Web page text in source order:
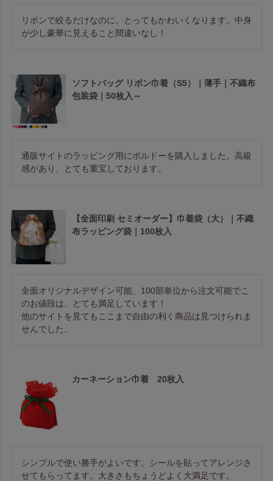
リボンで絞るだけなのに、とってもかわいくなります。中身
が少し豪華に見えること間違いなし！
ソフトバッグ リボン巾着（S5）｜薄手｜不織布
包装袋｜50枚入～
通販サイトのラッピング用にボルドーを購入しました。高級
感があり、とても重宝しております。
【全面印刷 セミオーダー】巾着袋（大）｜不織
布ラッピング袋｜100枚入
全面オリジナルデザイン可能、100部単位から注文可能でこ
のお値段は、とても満足しています！
他のサイトを見てもここまで自由の利く商品は見つけられま
せんでした。
カーネーション巾着 20枚入
シンプルで使い勝手がよいです。シールを貼ってアレンジさ
せてもらってます。大きさもちょうどよく大満足です。